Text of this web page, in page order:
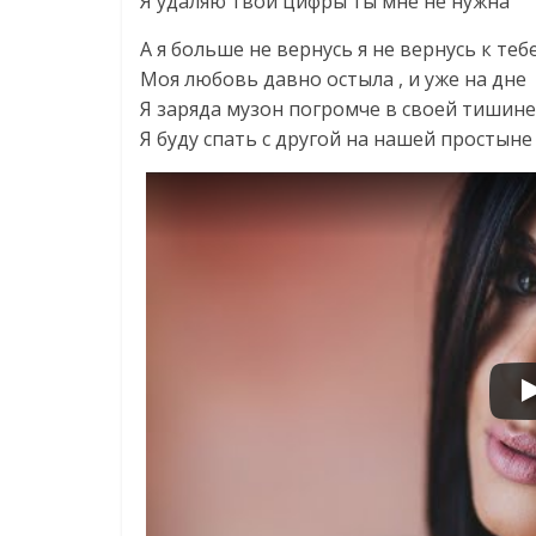
А я больше не вернусь я не вернусь к
Моя любовь давно остыла , и уже на дне
Я заряда музон погромче в своей тишине
Я буду спать с другой на нашей простыне